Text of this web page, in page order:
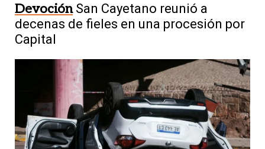
Devoción San Cayetano reunió a
decenas de fieles en una procesión por
Capital